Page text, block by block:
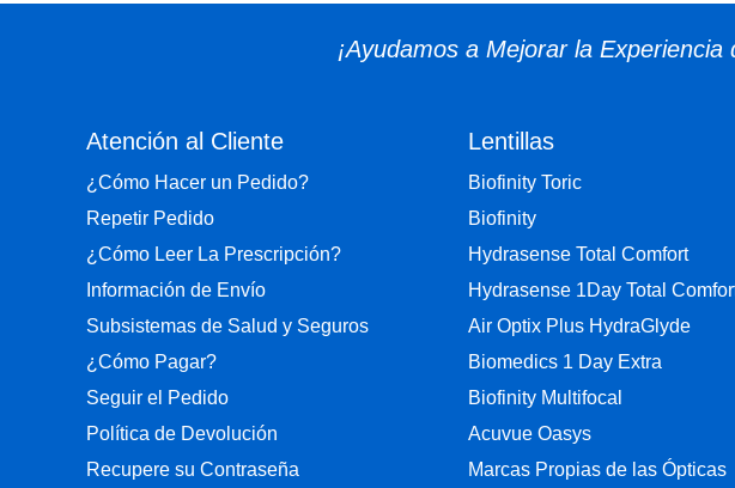
¡Ayudamos a Mejorar la
Atención al Cliente
¿Cómo Hacer un Pedido?
Repetir Pedido
¿Cómo Leer La Prescripción?
Información de Envío
Subsistemas de Salud y Seguros
¿Cómo Pagar?
Seguir el Pedido
Política de Devolución
Recupere su Contraseña
Lentillas
Biofinity Toric
Biofinity
Hydrasense Total Comfort
Hydrasense 1Day Total
Air Optix Plus HydraGlyde
Biomedics 1 Day Extra
Biofinity Multifocal
Acuvue Oasys
Marcas Propias de las Ópticas